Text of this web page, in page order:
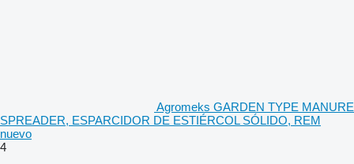
Agromeks GARDEN TYPE MANURE
SPREADER, ESPARCIDOR DE ESTIÉRCOL SÓLIDO, REM
nuevo
4